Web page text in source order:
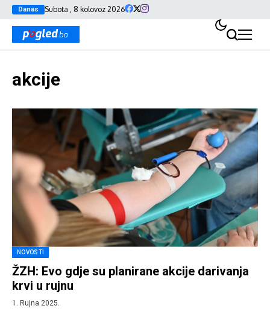
Danas Subota , 8 kolovoz 2026
akcije
NOVOSTI
ŽZH: Evo gdje su planirane akcije darivanja
krvi u rujnu
1. Rujna 2025.